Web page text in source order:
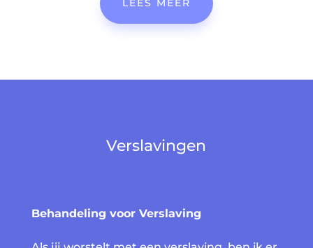
Verslavingen
Behandeling voor Verslaving